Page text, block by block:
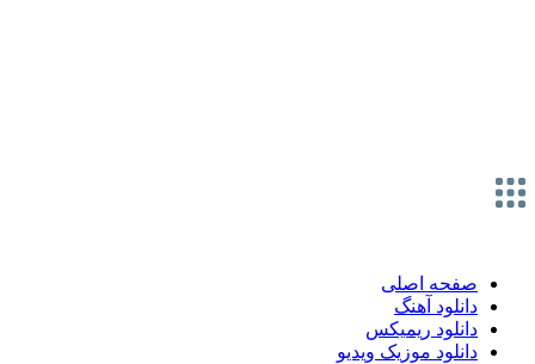
صفحه اصلی
دانلود آهنگ
دانلود ریمیکس
دانلود موزیک ویدیو